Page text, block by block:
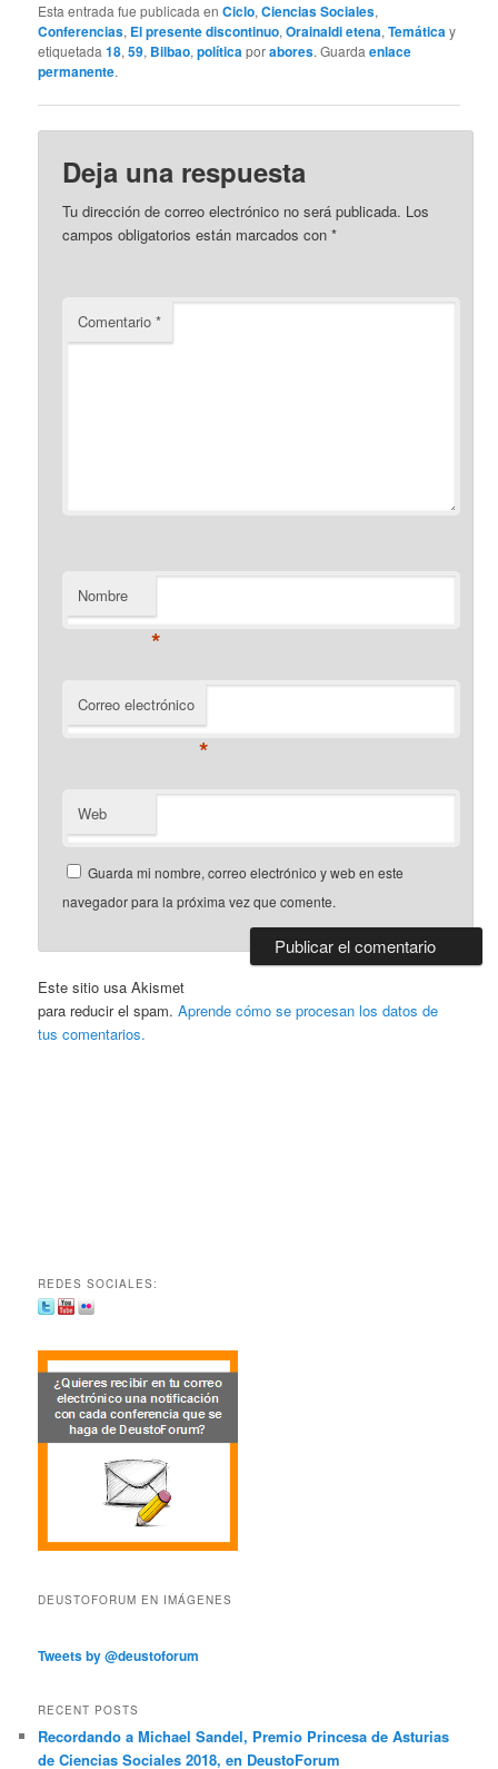
Esta entrada fue publicada enCiclo,Ciencias Sociales,
Conferencias, El presente discontinuo,Orainaldi etena,Temáticay
etiquetada18,59, Bilbao,políticaporabores. Guardaenlace
permanente.
Deja una respuesta
Tu dirección de correo electrónico no será publicada. Los
campos obligatorios están marcados con*
Comentario*
Nombre
*
Correo electrónico
*
Web
Guarda mi nombre, correo electrónico y web en este
navegador para la próxima vez que comente.
Este sitio usa Akismet
para reducir el spam.Aprende cómo se procesan los datos de
tus comentarios.
REDES SOCIALES:
DEUSTOFORUM EN IMÁGENES
Tweets by @deustoforum
RECENT POSTS
Recordando a Michael Sandel, Premio Princesa de Asturias
de Ciencias Sociales 2018, en DeustoForum